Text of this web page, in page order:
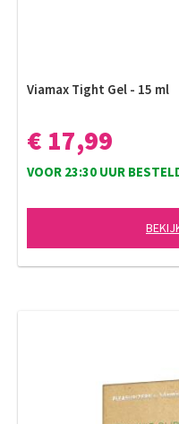
Viamax Tight Gel - 15 ml
€ 17,99
VOOR 23:30 UUR